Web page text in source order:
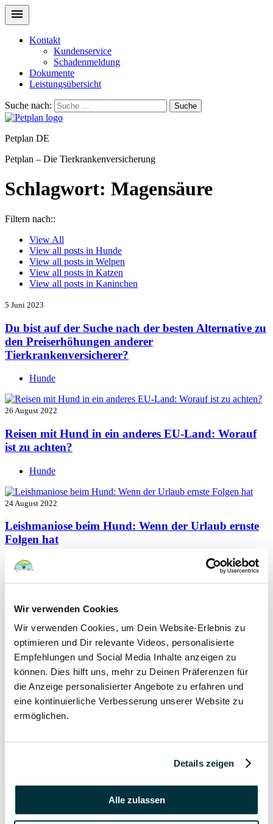
Wir verwenden Cookies
Wir verwenden Cookies, um Dein Website-Erlebnis zu
optimieren und Dir relevante Videos, personalisierte
Empfehlungen und Social Media Inhalte anzeigen zu
können. Dies hilft uns, mehr zu Deinen Präferenzen für
die Anzeige personalisierter Angebote zu erfahren und
eine kontinuierliche Verbesserung unserer Website zu
ermöglichen.
Details zeigen
Alle zulassen
Kontakt
Kundenservice
Schadenmeldung
Dokumente
Leistungsübersicht
Suche nach: Suche
Petplan DE
Petplan – Die Tierkrankenversicherung
Schlagwort: Magensäure
Filtern nach::
View All
View all posts in Hunde
View all posts in Welpen
View all posts in Katzen
View all posts in Kaninchen
5 Juni 2023
Du bist auf der Suche nach der besten Alternative zu
den Preiserhöhungen anderer
Tierkrankenversicherer?
Hunde
26 August 2022
Reisen mit Hund in ein anderes EU-Land: Worauf
ist zu achten?
Hunde
24 August 2022
Leishmaniose beim Hund: Wenn der Urlaub ernste
Folgen hat
Hunde
22 August 2022
Hundefutter und Wasser im Urlaub: Worauf sollte
besonders geachtet werden?
Hunde
17 August 2022
Was dürfen Katzen nicht essen?
Katzen
Vitamin B für den Hund: Für was ist es wichtig?